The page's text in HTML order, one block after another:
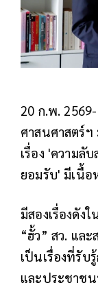
20 ก.พ.
ศาสนศาสตร์ฯ
เรื่อง 'ความลั
ยอมรับ' มีเนื้อ
มีสองเรื่องดัง
“ฮั้ว” สว. แล
เป็นเรื่องที่รับ
และประชาชน